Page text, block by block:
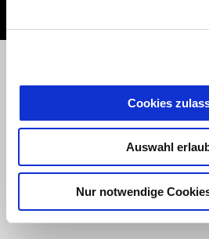
Cookies
Auswahl
Nur notwendige
Air
CHF 55